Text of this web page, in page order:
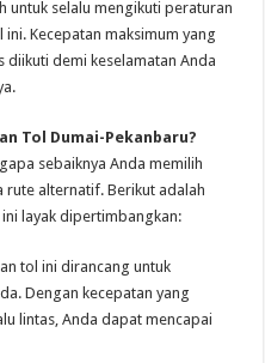
untuk selalu mengikuti peraturan
Kecepatan maksimum yang
diikuti demi keselamatan Anda
Tol Dumai-Pekanbaru?
sebaiknya Anda memilih
alternatif. Berikut adalah
layak dipertimbangkan:
tol ini dirancang untuk
Dengan kecepatan yang
lintas, Anda dapat mencapai